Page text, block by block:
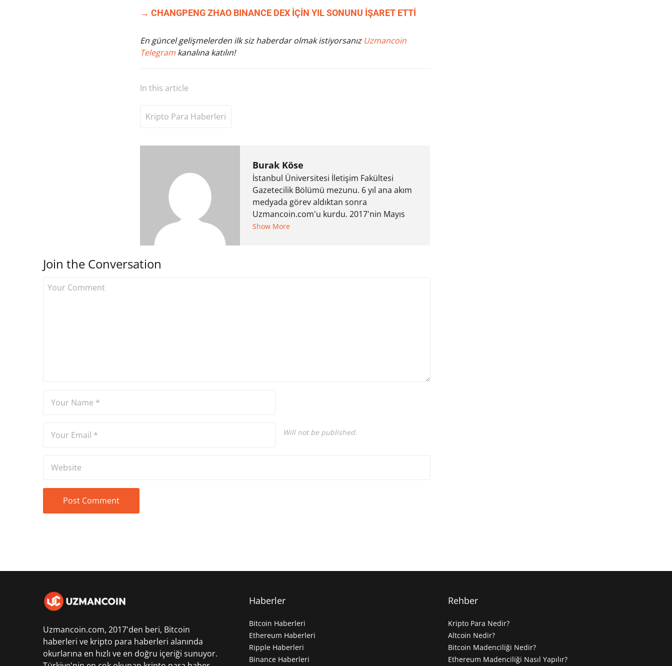
→ CHANGPENG ZHAO BINANCE DEX İÇİN YIL SONUNU İŞARET ETTİ
En güncel gelişmelerden ilk siz haberdar olmak istiyorsanız Uzmancoin
Telegram kanalına katılın!
In this article
Kripto Para Haberleri
Burak Köse
İstanbul Üniversitesi İletişim Fakültesi
Gazetecilik Bölümü mezunu. 6 yıl ana akım
medyada görev aldıktan sonra
Uzmancoin.com'u kurdu. 2017'nin Mayıs
ayından bu yana bilfiil kripto para
Show More
Join the Conversation
Will not be published.
Uzmancoin.com, 2017'den beri, Bitcoin
haberleri ve kripto para haberleri alanında
okurlarına en hızlı ve en doğru içeriği sunuyor.
Haberler
Bitcoin Haberleri
Ethereum Haberleri
Ripple Haberleri
Binance Haberleri
Rehber
Kripto Para Nedir?
Altcoin Nedir?
Bitcoin Madenciliği Nedir?
Ethereum Madenciliği Nasıl Yapılır?